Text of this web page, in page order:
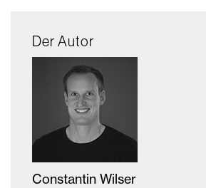
Der Autor
Constantin Wilser